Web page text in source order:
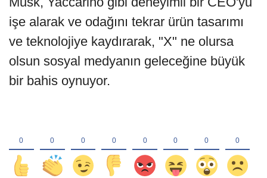
işe alarak ve odağını tekrar ürün tasarımı
ve teknolojiye kaydırarak, "X" ne olursa
olsun sosyal medyanın geleceğine büyük
bir bahis oynuyor.